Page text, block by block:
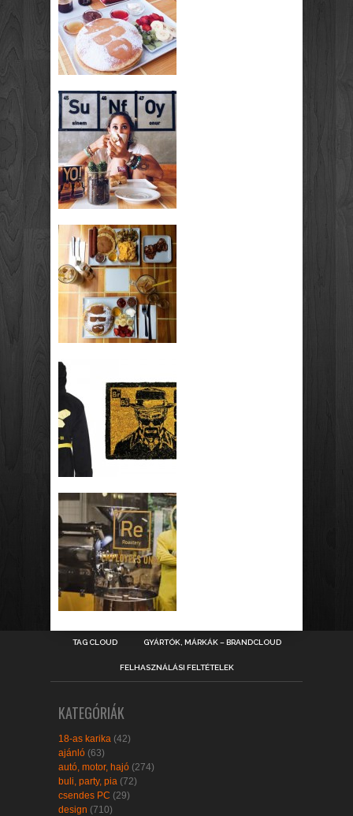
TAG CLOUD GYÁRTÓK, MÁRKÁK – BRANDCLOUD
FELHASZNÁLÁSI FELTÉTELEK
KATEGÓRIÁK
18-as karika (42)
ajánló (63)
autó, motor, hajó (274)
buli, party, pia (72)
csendes PC (29)
design (710)